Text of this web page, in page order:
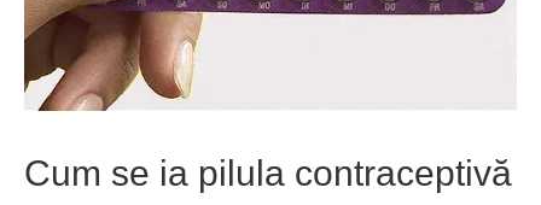
Cum se ia pilula contraceptivă